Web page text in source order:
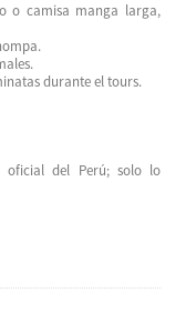
o camisa manga larga,
durante el tours.
oficial del Perú; solo lo